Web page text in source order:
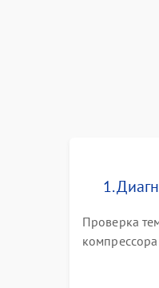
1.
Проверка
дверей.